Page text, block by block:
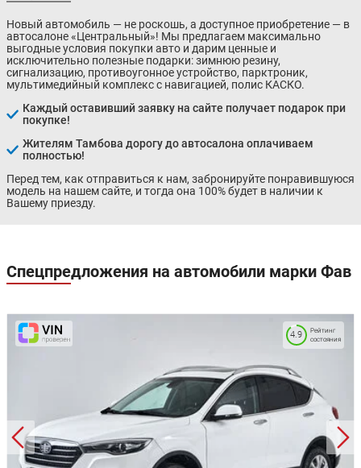
Новый автомобиль — не роскошь, а доступное приобретение — в
автосалоне «Центральный»! Мы предлагаем максимально
выгодные условия покупки авто и дарим ценные и
исключительно полезные подарки: зимнюю резину,
сигнализацию, противоугонное устройство, парктроник,
мультимедийный комплекс с навигацией, полис КАСКО.
Каждый оставивший заявку на сайте получает подарок при
покупке!
Жителям Тамбова дорогу до автосалона оплачиваем
полностью!
Перед тем, как отправиться к нам, забронируйте понравившуюся
модель на нашем сайте, и тогда она 100% будет в наличии к
Вашему приезду.
Спецпредложения на автомобили марки Фав
Рейтинг
состояния
4.9